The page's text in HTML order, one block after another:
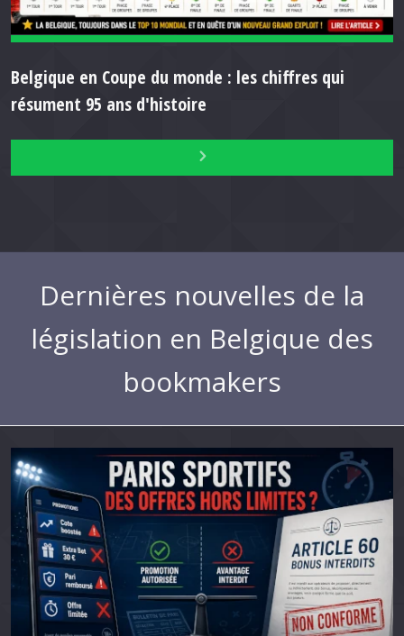
Belgique en Coupe du monde : les chiffres qui
résument 95 ans d'histoire
Dernières nouvelles de la
législation en Belgique des
bookmakers